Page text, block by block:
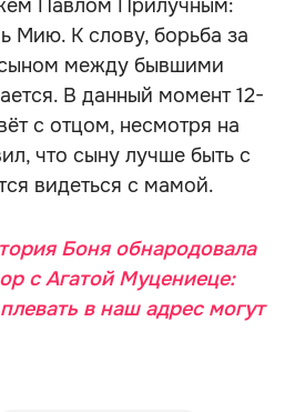
Павлом Прилучным:
Мию. К слову, борьба за
между бывшими
В данный момент 12-
с отцом, несмотря на
что сыну лучше быть с
видеться с мамой.
Боня обнародовала
с Агатой Муцениеце:
в наш адрес могут